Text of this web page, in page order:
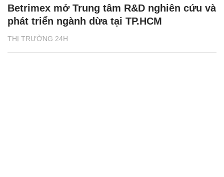
THỊ TRƯỜNG 24H
Betrimex mở Trung tâm R&D nghiên cứu và
phát triển ngành dừa tại TP.HCM